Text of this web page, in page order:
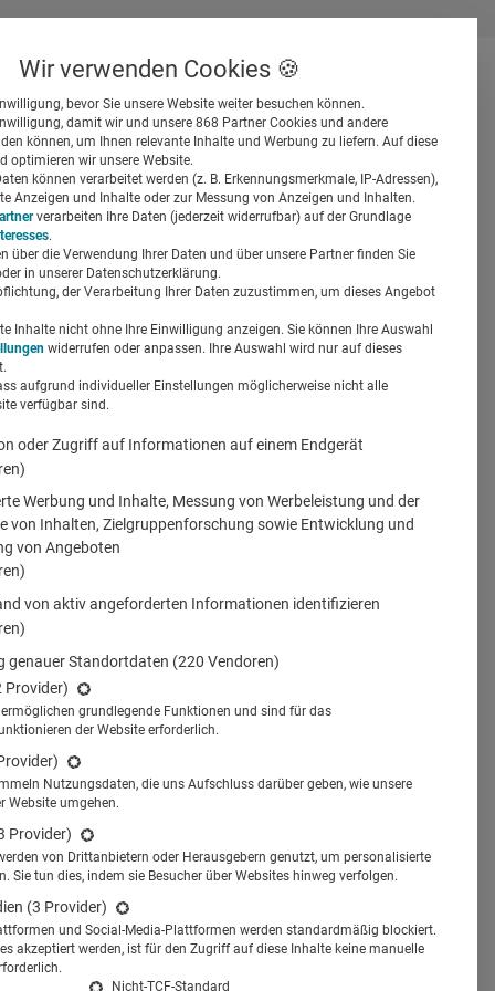
Suchen
Zeit
Chiesi.
© R. Marxen
Wir verwenden Cookies 🍪
bevor Sie unsere Website weiter besuchen können.
damit wir und unsere 868 Partner Cookies und andere
können, um Ihnen relevante Inhalte und Werbung zu liefern. Auf diese
optimieren wir unsere Website.
können verarbeitet werden (z. B. Erkennungsmerkmale, IP-Adressen),
Anzeigen und Inhalte oder zur Messung von Anzeigen und Inhalten.
verarbeiten Ihre Daten (jederzeit widerrufbar) auf der Grundlage
.
über die Verwendung Ihrer Daten und über unsere Partner finden Sie
in unserer Datenschutzerklärung.
der Verarbeitung Ihrer Daten zuzustimmen, um dieses Angebot
Inhalte nicht ohne Ihre Einwilligung anzeigen. Sie können Ihre Auswahl
widerrufen oder anpassen. Ihre Auswahl wird nur auf dieses
aufgrund individueller Einstellungen möglicherweise nicht alle
verfügbar sind.
oder Zugriff auf Informationen auf einem Endgerät
Werbung und Inhalte, Messung von Werbeleistung und der
von Inhalten, Zielgruppenforschung sowie Entwicklung und
von Angeboten
von aktiv angeforderten Informationen identifizieren
genauer Standortdaten (220 Vendoren)
Provider)
ermöglichen grundlegende Funktionen und sind für das
der Website erforderlich.
Nutzungsdaten, die uns Aufschluss darüber geben, wie unsere
Website umgehen.
Provider)
von Drittanbietern oder Herausgebern genutzt, um personalisierte
Sie tun dies, indem sie Besucher über Websites hinweg verfolgen.
(3 Provider)
und Social-Media-Plattformen werden standardmäßig blockiert.
akzeptiert werden, ist für den Zugriff auf diese Inhalte keine manuelle
Nicht-TCF-Standard